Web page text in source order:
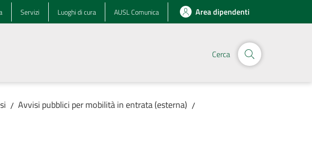
Servizi Luoghi di cura AUSL Comunica Area dipendenti
Cerca
/ Avvisi pubblici per mobilità in entrata (esterna) /